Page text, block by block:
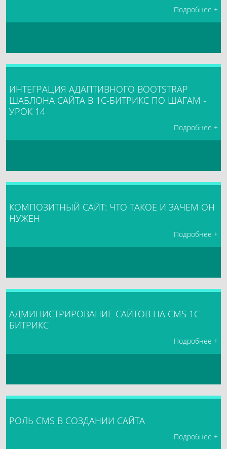
Подробнее +
ИНТЕГРАЦИЯ АДАПТИВНОГО BOOTSTRAP
ШАБЛОНА САЙТА В 1С-БИТРИКС ПО ШАГАМ -
УРОК 14
Подробнее +
КОМПОЗИТНЫЙ САЙТ: ЧТО ТАКОЕ И ЗАЧЕМ ОН
НУЖЕН
Подробнее +
АДМИНИСТРИРОВАНИЕ САЙТОВ НА CMS 1C-
БИТРИКС
Подробнее +
РОЛЬ CMS В СОЗДАНИИ САЙТА
Подробнее +